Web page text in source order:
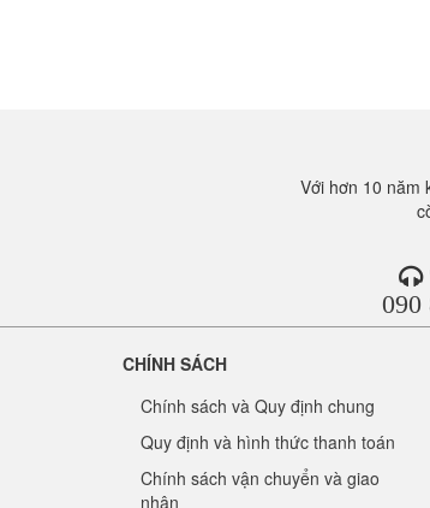
Với hơn 10 năm
090
CHÍNH SÁCH
Chính sách và Quy định chung
Quy định và hình thức thanh toán
Chính sách vận chuyển và giao
nhận